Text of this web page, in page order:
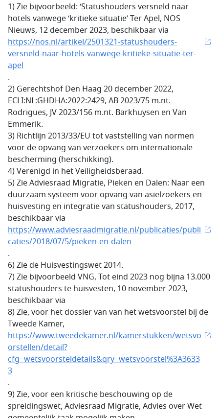
1) Zie bijvoorbeeld: ‘Statushouders versneld naar
hotels vanwege ‘kritieke situatie’ Ter Apel, NOS
Nieuws, 12 december 2023, beschikbaar via
https://nos.nl/artikel/2501321-statushouders-
versneld-naar-hotels-vanwege-kritieke-situatie-ter-
apel
.
2) Gerechtshof Den Haag 20 december 2022,
ECLI:NL:GHDHA:2022:2429, AB 2023/75 m.nt.
Rodrigues, JV 2023/156 m.nt. Barkhuysen en Van
Emmerik.
3) Richtlijn 2013/33/EU tot vaststelling van normen
voor de opvang van verzoekers om internationale
bescherming (herschikking).
4) Verenigd in het Veiligheidsberaad.
5) Zie Adviesraad Migratie, Pieken en Dalen: Naar een
duurzaam systeem voor opvang van asielzoekers en
huisvesting en integratie van statushouders, 2017,
beschikbaar via
https://www.adviesraadmigratie.nl/publicaties/publi
caties/2018/07/5/pieken-en-dalen
.
6) Zie de Huisvestingswet 2014.
7) Zie bijvoorbeeld VNG, Tot eind 2023 nog bijna 13.000
statushouders te huisvesten, 10 november 2023,
beschikbaar via
8) Zie, voor het dossier van van het wetsvoorstel bij de
Tweede Kamer,
https://www.tweedekamer.nl/kamerstukken/wetsvo
orstellen/detail?
cfg=wetsvoorsteldetails&qry=wetsvoorstel%3A3633
3
.
9) Zie, voor een kritische beschouwing op de
spreidingswet, Adviesraad Migratie, Advies over Wet